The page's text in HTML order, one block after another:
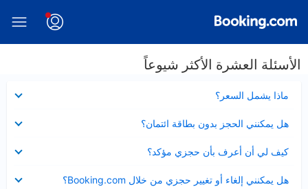
الأسئلة العشرة الأكثر شيوعاً
ماذا يشمل السعر؟
مصغر
هل يمكنني الحجز بدون بطاقة ائتمان؟
مصغر
كيف لي أن أعرف بأن حجزي مؤكد؟
مصغر
هل يمكنني إلغاء أو تغيير حجزي من خلال Booking.com؟
مصغر